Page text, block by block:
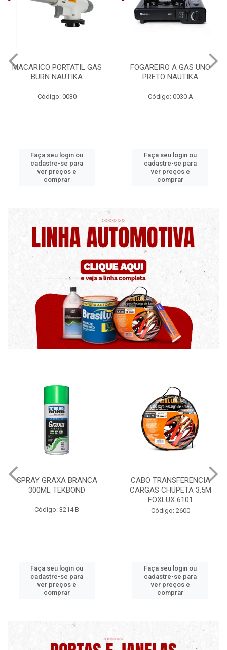
MACARICO PORTATIL GAS
BURN NAUTIKA
Código: 0030
Faça seu login ou
cadastre-se para
ver preços e
comprar
FOGAREIRO A GAS UNO
PRETO NAUTIKA
Código: 0030 A
Faça seu login ou
cadastre-se para
ver preços e
comprar
CABO TRANSFERENCIA
CARGAS CHUPETA 3,5M
Código: 2600
Faça seu login ou
cadastre-se para
ver preços e
comprar
CHAVE DE RODA TIPO CRUZ
17X19X21X23 FOX 4513
Código: 2628
Faça seu login ou
cadastre-se para
ver preços e
comprar